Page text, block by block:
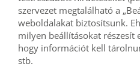
szervezet megtalálható a
weboldalakat biztosítsunk.
milyen beállításokat részesít
hogy információt kell
stb.